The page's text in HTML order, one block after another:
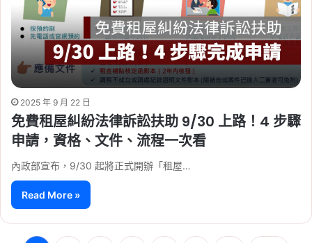
2025 年 9 月 22 日
免費租屋糾紛法律訴訟扶助 9/30 上路！4 步驟
申請，資格、文件、流程一次看
內政部宣布，9/30 起將正式開辦「租屋…
Read More »